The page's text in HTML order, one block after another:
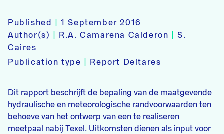
Published |1 September 2016
Author(s)
R.A. Camarena Calderon |S.
Caires
Publication type
Report Deltares
Dit rapport beschrijft de bepaling van de maatgevende
hydraulische en meteorologische randvoorwaarden ten
behoeve van het ontwerp van een te realiseren
meetpaal nabij Texel. Uitkomsten dienen als input voor